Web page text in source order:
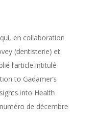
en collaboration
(dentisterie) et
l’article intitulé
to Gadamer’s
into Health
de décembre